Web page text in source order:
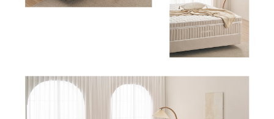
CHDH-120JA | 29,900